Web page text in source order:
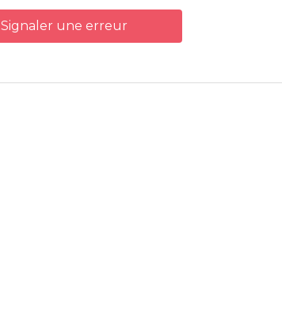
Signaler une erreur